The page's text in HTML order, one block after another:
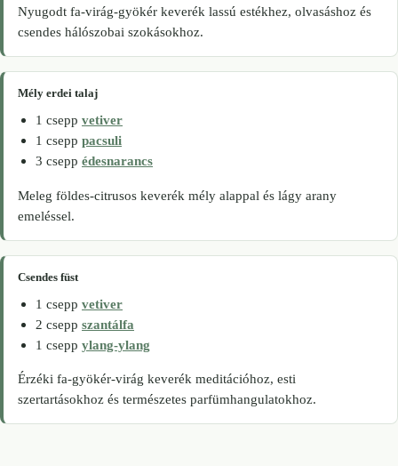
Nyugodt fa-virág-gyökér keverék lassú estékhez, olvasáshoz és
csendes hálószobai szokásokhoz.
Mély erdei talaj
1 csepp vetiver
1 csepp pacsuli
3 csepp édesnarancs
Meleg földes-citrusos keverék mély alappal és lágy arany
emeléssel.
Csendes füst
1 csepp vetiver
2 csepp szantálfa
1 csepp ylang-ylang
Érzéki fa-gyökér-virág keverék meditációhoz, esti
szertartásokhoz és természetes parfümhangulatokhoz.